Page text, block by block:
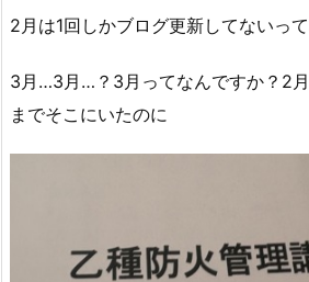
2月は1回しかブログ更新してないっ
3月…3月…？3月ってなんですか？2
までそこにいたのに